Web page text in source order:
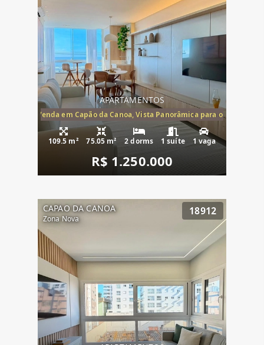
APARTAMENTOS
Mar à Venda em Capão da Canoa, Vista Panorâmica para o Mar, 2
109.5 m² 75.05 m² 2 dorms 1 suíte 1 vaga
R$ 1.250.000
CAPAO DA CANOA
Zona Nova
18912